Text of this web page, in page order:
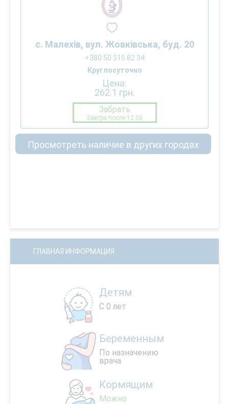
с. Малехів, вул. Жовківська, буд. 20
+380 50 515 82 34
Круглосуточно
Цена:
262.1 грн.
Забрать
Завтра после 12:00
Просмотреть наличие в других городах
ГЛАВНАЯ ИНФОРМАЦИЯ
Детям
С 0 лет
Беременным
По назначению
врача
Кормящим
Можно